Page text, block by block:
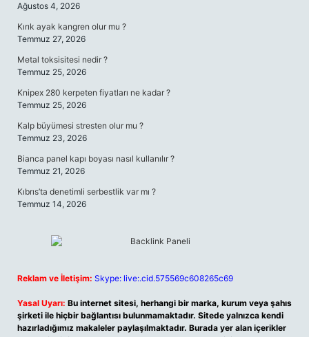
Ağustos 4, 2026
Kırık ayak kangren olur mu ?
Temmuz 27, 2026
Metal toksisitesi nedir ?
Temmuz 25, 2026
Knipex 280 kerpeten fiyatları ne kadar ?
Temmuz 25, 2026
Kalp büyümesi stresten olur mu ?
Temmuz 23, 2026
Bianca panel kapı boyası nasıl kullanılır ?
Temmuz 21, 2026
Kıbrıs’ta denetimli serbestlik var mı ?
Temmuz 14, 2026
Reklam ve İletişim: Skype: live:.cid.575569c608265c69
Yasal Uyarı: Bu internet sitesi, herhangi bir marka, kurum veya şahıs
şirketi ile hiçbir bağlantısı bulunmamaktadır. Sitede yalnızca kendi
hazırladığımız makaleler paylaşılmaktadır. Burada yer alan içerikler